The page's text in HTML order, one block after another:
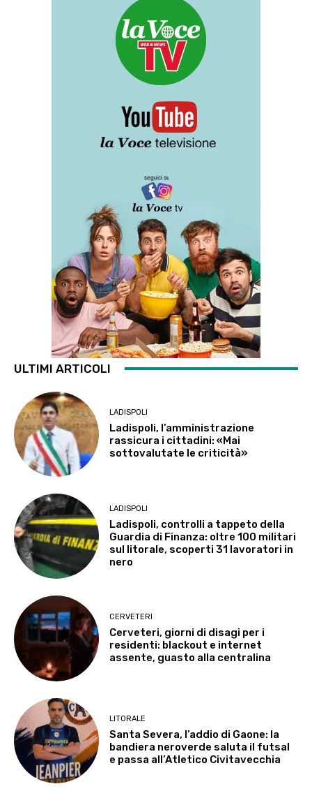
ULTIMI ARTICOLI
LADISPOLI
Ladispoli, l’amministrazione
rassicura i cittadini: «Mai
sottovalutate le criticità»
LADISPOLI
Ladispoli, controlli a tappeto della
Guardia di Finanza: oltre 100 militari
sul litorale, scoperti 31 lavoratori in
nero
CERVETERI
Cerveteri, giorni di disagi per i
residenti: blackout e internet
assente, guasto alla centralina
LITORALE
Santa Severa, l’addio di Gaone: la
bandiera neroverde saluta il futsal
e passa all’Atletico Civitavecchia